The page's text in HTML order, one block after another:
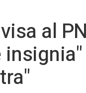
al